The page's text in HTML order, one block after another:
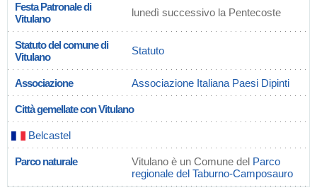
Festa Patronale di
Vitulano
lunedì successivo la Pentecoste
Statuto del comune di
Vitulano
Statuto
Associazione Associazione Italiana Paesi Dipinti
Città gemellate con Vitulano
Belcastel
Parco naturale Vitulano è un Comune del Parco
regionale del Taburno-Camposauro